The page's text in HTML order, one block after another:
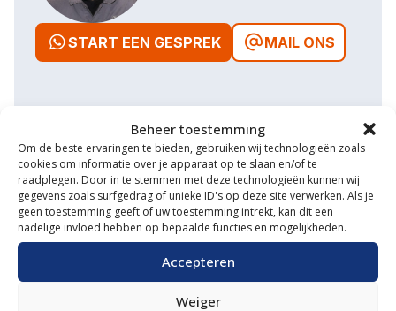
Beheer toestemming
Om de beste ervaringen te bieden, gebruiken wij technologieën zoals
cookies om informatie over je apparaat op te slaan en/of te
raadplegen. Door in te stemmen met deze technologieën kunnen wij
gegevens zoals surfgedrag of unieke ID's op deze site verwerken. Als je
geen toestemming geeft of uw toestemming intrekt, kan dit een
nadelige invloed hebben op bepaalde functies en mogelijkheden.
Accepteren
Weiger
START EEN GESPREK MAIL ONS
Waarom VM Service
Uitgebreide showroom
Eigen transportservice
Gespecialiseerde werkplaats
Diverse aanbouwwerktuigen